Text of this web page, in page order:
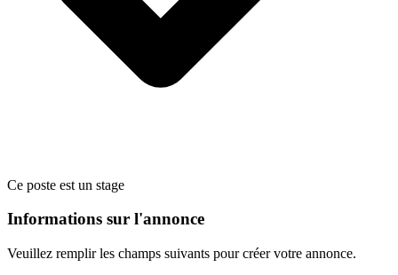
Ce poste est un stage
Informations sur l'annonce
Veuillez remplir les champs suivants pour créer votre annonce.